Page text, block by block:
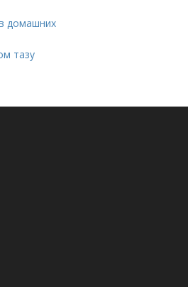
домашних
тазу